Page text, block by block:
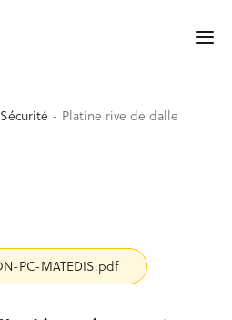
Sécurité - Platine rive de dalle
PC-MATEDIS.pdf